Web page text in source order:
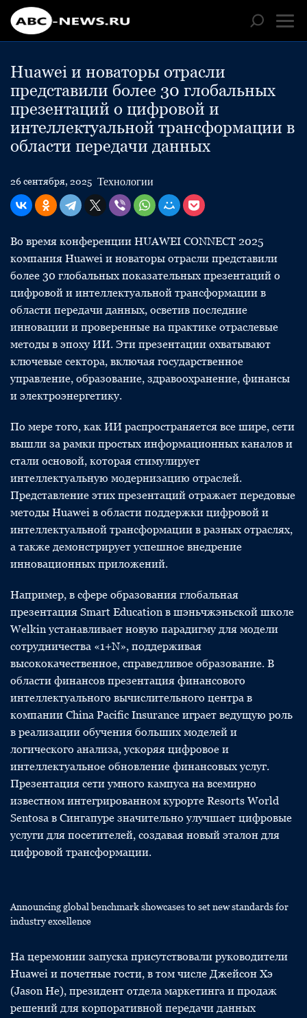
Huawei и новаторы отрасли
представили более 30 глобальных
презентаций о цифровой и
интеллектуальной трансформации в
области передачи данных
26 сентября, 2025 Технологии
Во время конференции HUAWEI CONNECT 2025
компания Huawei и новаторы отрасли представили
более 30 глобальных показательных презентаций о
цифровой и интеллектуальной трансформации в
области передачи данных, осветив последние
инновации и проверенные на практике отраслевые
методы в эпоху ИИ. Эти презентации охватывают
ключевые сектора, включая государственное
управление, образование, здравоохранение, финансы
и электроэнергетику.
По мере того, как ИИ распространяется все шире, сети
вышли за рамки простых информационных каналов и
стали основой, которая стимулирует
интеллектуальную модернизацию отраслей.
Представление этих презентаций отражает передовые
методы Huawei в области поддержки цифровой и
интеллектуальной трансформации в разных отраслях,
а также демонстрирует успешное внедрение
инновационных приложений.
Например, в сфере образования глобальная
презентация Smart Education в шэньчжэньской школе
Welkin устанавливает новую парадигму для модели
сотрудничества «1+N», поддерживая
высококачественное, справедливое образование. В
области финансов презентация финансового
интеллектуального вычислительного центра в
компании China Pacific Insurance играет ведущую роль
в реализации обучения больших моделей и
логического анализа, ускоряя цифровое и
интеллектуальное обновление финансовых услуг.
Презентация сети умного кампуса на всемирно
известном интегрированном курорте Resorts World
Sentosa в Сингапуре значительно улучшает цифровые
услуги для посетителей, создавая новый эталон для
цифровой трансформации.
Announcing global benchmark showcases to set new standards for
industry excellence
На церемонии запуска присутствовали руководители
Huawei и почетные гости, в том числе Джейсон Хэ
(Jason He), президент отдела маркетинга и продаж
решений для корпоративной передачи данных